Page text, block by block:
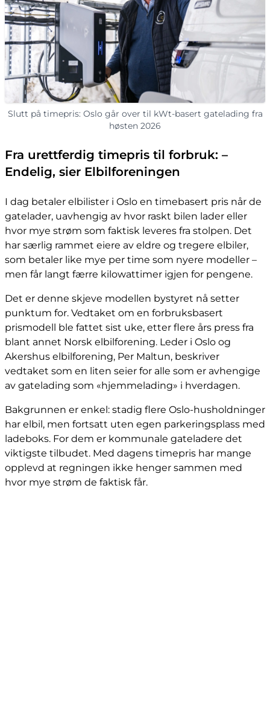
Slutt på timepris: Oslo går over til kWt-basert gatelading fra
høsten 2026
Fra urettferdig timepris til forbruk: –
Endelig, sier Elbilforeningen
I dag betaler elbilister i Oslo en timebasert pris når de
gatelader, uavhengig av hvor raskt bilen lader eller
hvor mye strøm som faktisk leveres fra stolpen. Det
har særlig rammet eiere av eldre og tregere elbiler,
som betaler like mye per time som nyere modeller –
men får langt færre kilowattimer igjen for pengene.
Det er denne skjeve modellen bystyret nå setter
punktum for. Vedtaket om en forbruksbasert
prismodell ble fattet sist uke, etter flere års press fra
blant annet Norsk elbilforening. Leder i Oslo og
Akershus elbilforening, Per Maltun, beskriver
vedtaket som en liten seier for alle som er avhengige
av gatelading som «hjemmelading» i hverdagen.
Bakgrunnen er enkel: stadig flere Oslo-husholdninger
har elbil, men fortsatt uten egen parkeringsplass med
ladeboks. For dem er kommunale gateladere det
viktigste tilbudet. Med dagens timepris har mange
opplevd at regningen ikke henger sammen med
hvor mye strøm de faktisk får.